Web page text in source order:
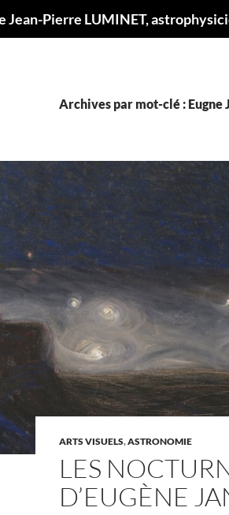
Jean-Pierre LUMINET,
Archives par mot-clé : Eugne
ARTS VISUELS,ASTRONOMIE
LES
D’EUGÈNE